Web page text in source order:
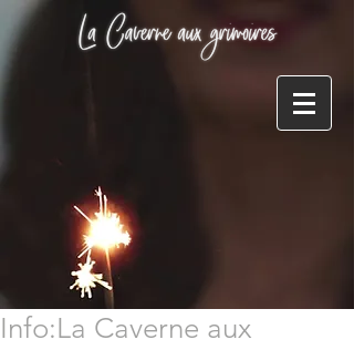
Info:La Caverne aux